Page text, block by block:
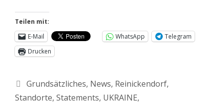
Teilen mit:
E-Mail
WhatsApp
Telegram
Drucken
Grundsätzliches, News, Reinickendorf,
Standorte, Statements, UKRAINE,